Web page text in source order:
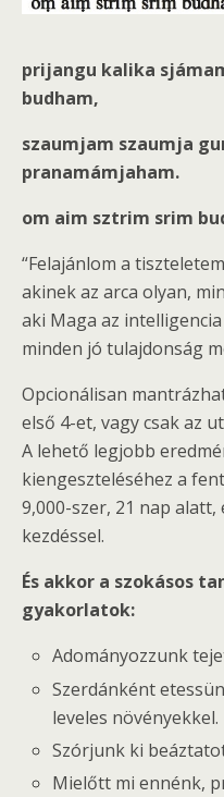
prijangu kalika
budham,
szaumjam szaumja
pranamámjaham.
om aim sztrim srim
“Felajánlom a
akinek az arca olyan,
aki Maga az
minden jó tulajdonság
Opcionálisan
első 4-et, vagy csak az
A lehető legjobb
kiengeszteléséhez a
9,000-szer, 21 nap alatt,
kezdéssel.
És akkor a szokásos
gyakorlatok:
Adományozzunk
Szerdánként
leveles növényekkel.
Szórjunk ki
Mielőtt mi ennénk,